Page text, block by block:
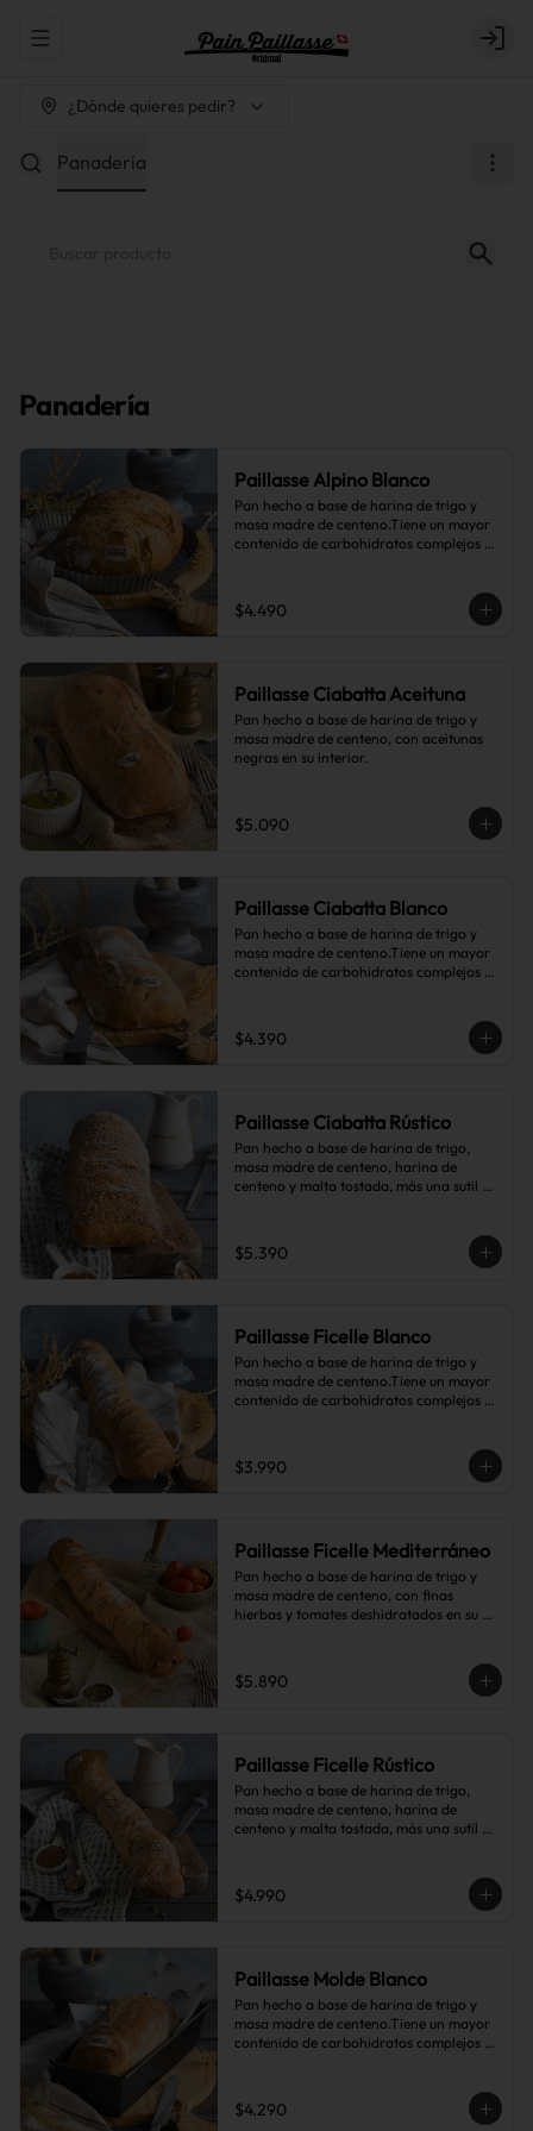
Abrir menu de navegación Login
¿Dónde quieres pedir?
Panadería
Panadería
Paillasse Alpino Blanco
Pan hecho a base de harina de trigo y
masa madre de centeno.Tiene un mayor
contenido de carbohidratos complejos
$4.490
Paillasse Ciabatta Aceituna
Pan hecho a base de harina de trigo y
masa madre de centeno, con aceitunas
negras en su interior.
$5.090
Paillasse Ciabatta Blanco
Pan hecho a base de harina de trigo y
masa madre de centeno.Tiene un mayor
contenido de carbohidratos complejos
$4.390
Paillasse Ciabatta Rústico
Pan hecho a base de harina de trigo,
masa madre de centeno, harina de
centeno y malta tostada, más una sutil
tostado y frutos secos.
$5.390
Paillasse Ficelle Blanco
Pan hecho a base de harina de trigo y
masa madre de centeno.Tiene un mayor
contenido de carbohidratos complejos
$3.990
Paillasse Ficelle Mediterráneo
Pan hecho a base de harina de trigo y
masa madre de centeno, con finas
hierbas y tomates deshidratados en su
$5.890
Paillasse Ficelle Rústico
Pan hecho a base de harina de trigo,
masa madre de centeno, harina de
centeno y malta tostada, más una sutil
tostado y frutos secos.
$4.990
Paillasse Molde Blanco
Pan hecho a base de harina de trigo y
masa madre de centeno.Tiene un mayor
contenido de carbohidratos complejos
$4.290